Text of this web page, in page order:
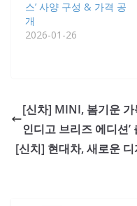
스’ 사양 구성 & 가격 공
개
2026-01-26
[신차] MINI, 봄기운 가
인디고 브리즈 에디션’
[신치] 현대차, 새로운